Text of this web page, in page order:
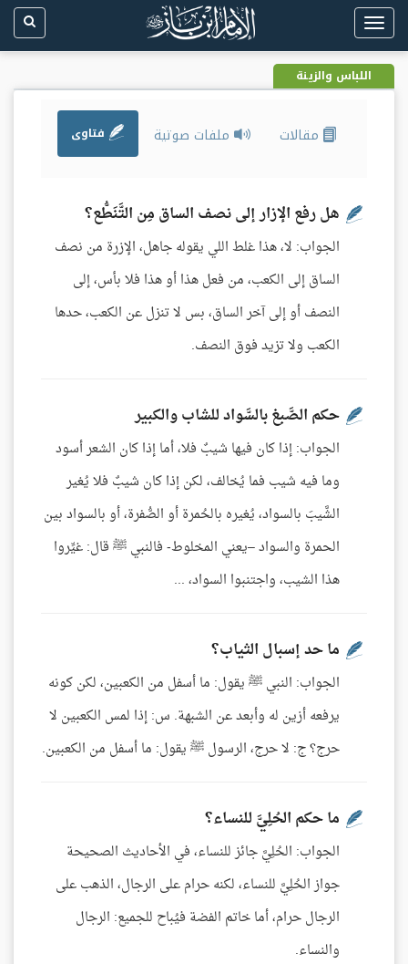
Toggle
navigation
اللباس والزينة
مقالات ملفات صوتية فتاوى
هل رفع الإزار إلى نصف الساق مِن التَّنَطُّع؟
الجواب: لا، هذا غلط اللي يقوله جاهل، الإزرة من نصف
الساق إلى الكعب، من فعل هذا أو هذا فلا بأس، إلى
النصف أو إلى آخر الساق، بس لا تنزل عن الكعب، حدها
الكعب ولا تزيد فوق النصف.
حكم الصَّبغ بالسَّواد للشاب والكبير
الجواب: إذا كان فيها شيبٌ فلا، أما إذا كان الشعر أسود
وما فيه شيب فما يُخالف، لكن إذا كان شيبٌ فلا يُغير
الشَّيبَ بالسواد، يُغيره بالحُمرة أو الصُّفرة، أو بالسواد بين
الحمرة والسواد –يعني المخلوط- فالنبي ﷺ قال: غيِّروا
هذا الشيب، واجتنبوا السواد، ...
ما حد إسبال الثياب؟
الجواب: النبي ﷺ يقول: ما أسفل من الكعبين، لكن كونه
يرفعه أزين له وأبعد عن الشبهة. س: إذا لمس الكعبين لا
حرج؟ ج: لا حرج، الرسول ﷺ يقول: ما أسفل من الكعبين.
ما حكم الحُلِيَّ للنساء؟
الجواب: الحُلِيَّ جائز للنساء، في الأحاديث الصحيحة
جواز الحُلِيَّ للنساء، لكنه حرام على الرجال، الذهب على
الرجال حرام، أما خاتم الفضة فيُباح للجميع: الرجال
والنساء.